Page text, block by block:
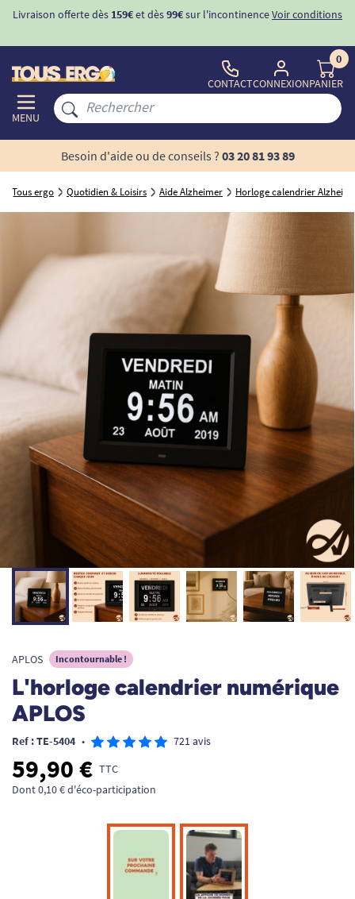
Livraison offerte dès 159€et dès99€sur l'incontinenceVoir conditions
MENU
CONTACTCONNEXION
0
PANIER
Besoin d'aide ou de conseils ? 03 20 81 93 89
Tous ergo Quotidien & Loisirs Aide Alzheimer Horloge calendrier
APLOS Incontournable !
L'horloge calendrier numérique
APLOS
Ref : TE-5404 • 721 avis
59,90 € TTC
Dont 0,10 € d'éco-participation